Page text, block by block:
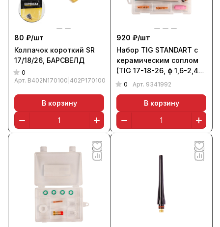
80 ₽/шт
Колпачок короткий SR
17/18/26, БАРСВЕЛД
0
Арт. B402N170100|402P170100
В корзину
920 ₽/шт
Набор TIG STANDART с
керамическим соплом
(TIG 17-18-26, ф 1,6-2,4
мм, 10 шт., в кейсе),
0 Арт. 9341992
В корзину